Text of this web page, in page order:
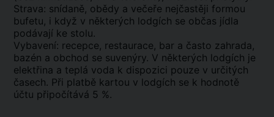
Strava: snídaně, obědy a večeře nejčastěji formou
bufetu, i když v některých lodgích se občas jídla
podávají ke stolu.
Vybavení: recepce, restaurace, bar a často zahrada,
bazén a obchod se suvenýry. V některých lodgích je
elektřina a teplá voda k dispozici pouze v určitých
časech. Při platbě kartou v lodgích se k hodnotě
účtu připočítává 5 %.